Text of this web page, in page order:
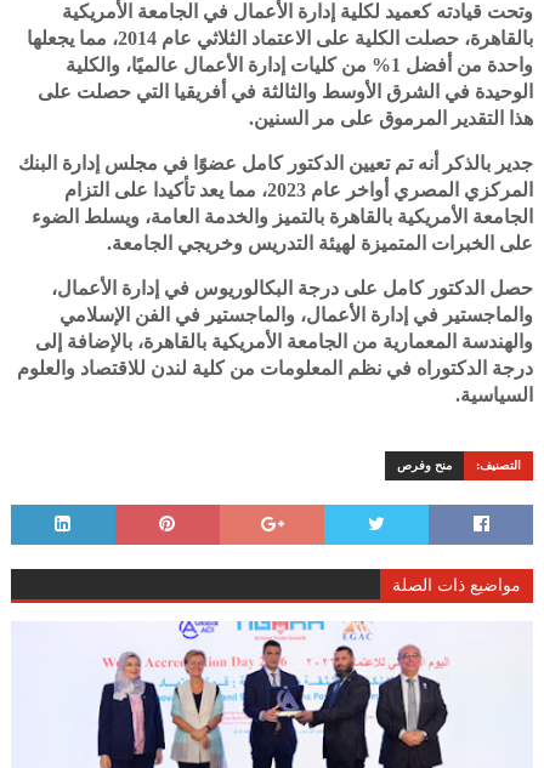
وتحت قيادته كعميد لكلية إدارة الأعمال في الجامعة الأمريكية
بالقاهرة، حصلت الكلية على الاعتماد الثلاثي عام 2014، مما يجعلها
واحدة من أفضل 1% من كليات إدارة الأعمال عالميًا، والكلية
الوحيدة في الشرق الأوسط والثالثة في أفريقيا التي حصلت على
هذا التقدير المرموق على مر السنين.
جدير بالذكر أنه تم تعيين الدكتور كامل عضوًا في مجلس إدارة البنك
المركزي المصري أواخر عام 2023، مما يعد تأكيدا على التزام
الجامعة الأمريكية بالقاهرة بالتميز والخدمة العامة، ويسلط الضوء
على الخبرات المتميزة لهيئة التدريس وخريجي الجامعة.
حصل الدكتور كامل على درجة البكالوريوس في إدارة الأعمال،
والماجستير في إدارة الأعمال، والماجستير في الفن الإسلامي
والهندسة المعمارية من الجامعة الأمريكية بالقاهرة، بالإضافة إلى
درجة الدكتوراه في نظم المعلومات من كلية لندن للاقتصاد والعلوم
السياسية.
التصنيف: منح وفرص
مواضيع ذات الصلة